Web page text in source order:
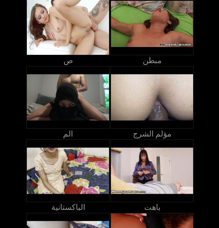
ص مبطن
الم مؤلم الشرج
الباكستانية باهت